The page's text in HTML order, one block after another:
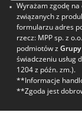
Wyrażam zgodę
związanych z
formularzu adres
rzecz: MPP sp. z
podmiotów z Grupy
świadczeniu usług
1204 z późn. zm.).
**Informacje
**Zgoda jest